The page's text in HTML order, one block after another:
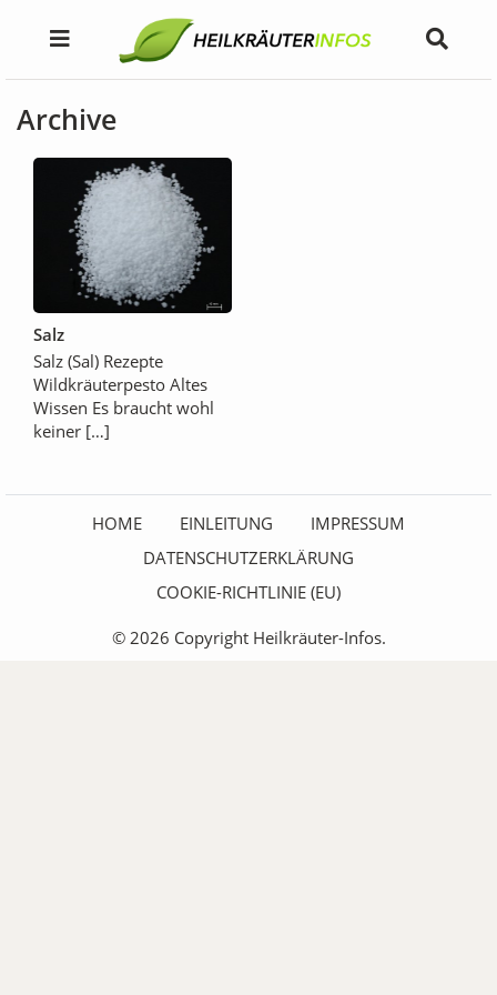
Archive
Salz
Salz (Sal) Rezepte
Wildkräuterpesto Altes
Wissen Es braucht wohl
keiner […]
HOME EINLEITUNG
IMPRESSUM
DATENSCHUTZERKLÄRUNG
COOKIE-RICHTLINIE (EU)
© 2026 Copyright Heilkräuter-Infos.